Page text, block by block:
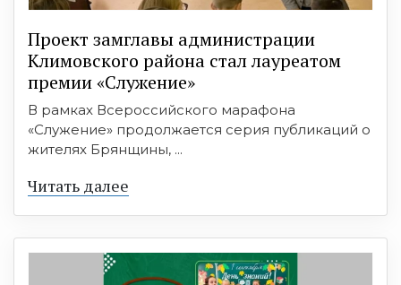
Проект замглавы администрации
Климовского района стал лауреатом
премии «Служение»
В рамках Всероссийского марафона
«Служение» продолжается серия публикаций о
жителях Брянщины, ...
Читать далее